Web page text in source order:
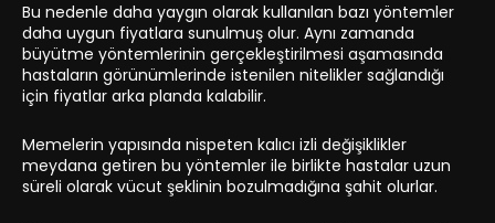
Bu nedenle daha yaygın olarak kullanılan bazı yöntemler
daha uygun fiyatlara sunulmuş olur. Aynı zamanda
büyütme yöntemlerinin gerçekleştirilmesi aşamasında
hastaların görünümlerinde istenilen nitelikler sağlandığı
için fiyatlar arka planda kalabilir.
Memelerin yapısında nispeten kalıcı izli değişiklikler
meydana getiren bu yöntemler ile birlikte hastalar uzun
süreli olarak vücut şeklinin bozulmadığına şahit olurlar.